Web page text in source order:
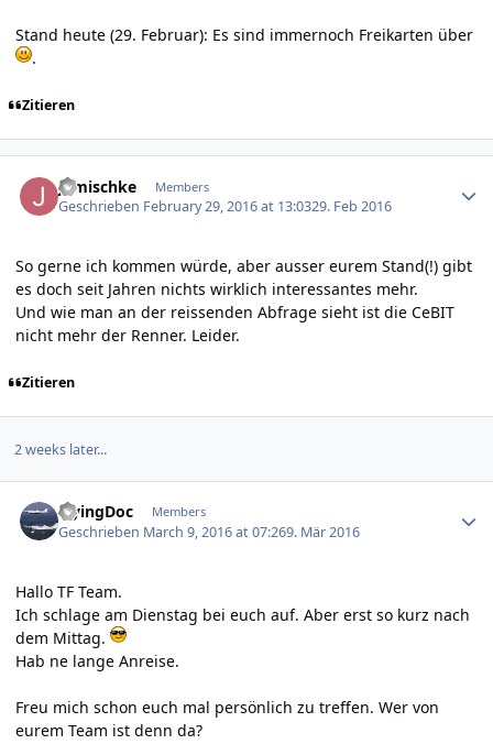
Stand heute (29. Februar): Es sind immernoch Freikarten über
.
Zitieren
jgmischke Members
Geschrieben February 29, 2016 at 13:0329. Feb 2016
So gerne ich kommen würde, aber ausser eurem Stand(!) gibt
es doch seit Jahren nichts wirklich interessantes mehr.
Und wie man an der reissenden Abfrage sieht ist die CeBIT
nicht mehr der Renner. Leider.
Zitieren
2 weeks later...
FlyingDoc Members
Geschrieben March 9, 2016 at 07:269. Mär 2016
Hallo TF Team.
Ich schlage am Dienstag bei euch auf. Aber erst so kurz nach
dem Mittag.
Hab ne lange Anreise.
Freu mich schon euch mal persönlich zu treffen. Wer von
eurem Team ist denn da?